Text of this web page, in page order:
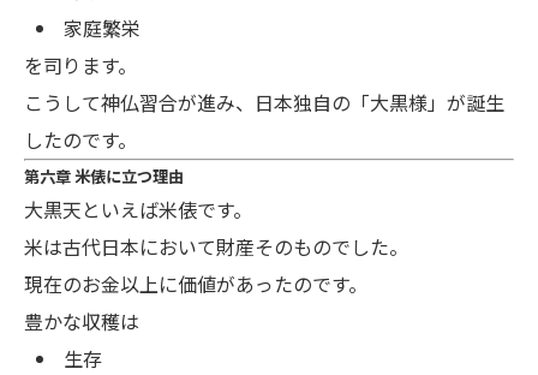
家庭繁栄
を司ります。
こうして神仏習合が進み、日本独自の「大黒様」が誕生
したのです。
第六章 米俵に立つ理由
大黒天といえば米俵です。
米は古代日本において財産そのものでした。
現在のお金以上に価値があったのです。
豊かな収穫は
生存